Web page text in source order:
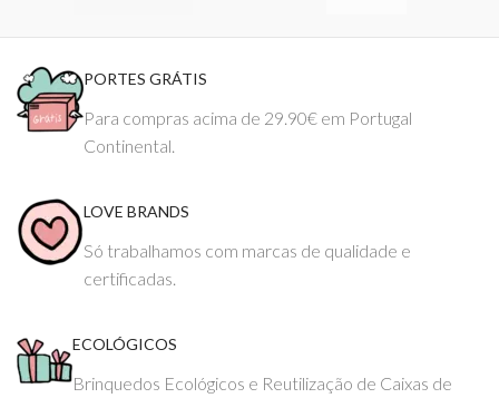
PORTES GRÁTIS
Para compras acima de 29.90€ em Portugal
Continental.
LOVE BRANDS
Só trabalhamos com marcas de qualidade e
certificadas.
ECOLÓGICOS
Brinquedos Ecológicos e Reutilização de Caixas de